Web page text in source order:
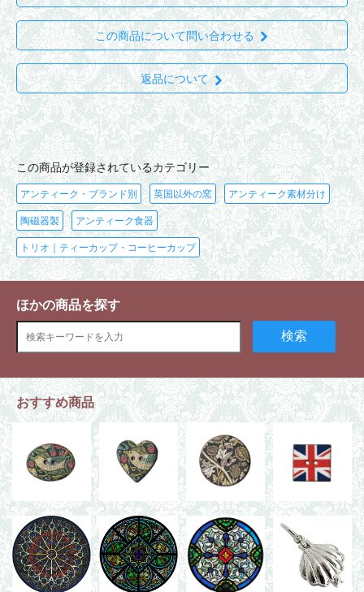
この商品について問い合わせる
返品について
この商品が登録されているカテゴリー
アンティーク・ブランド別 英国以外の窯 アンティーク素材分け
陶磁器製 アンティーク食器
トリオ｜ティーカップ・コーヒーカップ
ほかの商品を探す
検索
おすすめ商品